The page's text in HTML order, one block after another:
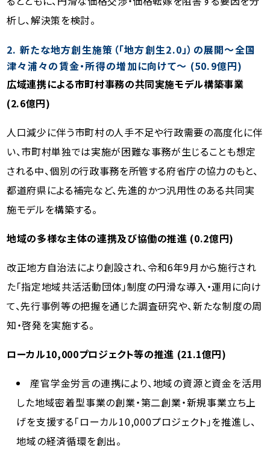
析し、解決策を検討。
2. 新たな地方創生施策（「地方創生2.0」）の展開〜全国
津々浦々の賃金・所得の増加に向けて〜 (50.9億円)
広域連携による市町村事務の共同実施モデル構築事業
(2.6億円)
人口減少に伴う市町村の人手不足や行政需要の高度化に伴
い、市町村単独では実施が困難な事務が生じることも想定
される中、個別の行政事務を所管する府省庁の協力のもと、
都道府県による補完など、先進的かつ汎用性のある共同実
施モデルを構築する。
地域の多様な主体の連携及び協働の推進 (0.2億円)
改正地方自治法により創設され、令和6年9月から施行され
た「指定地域共活活動団体」制度の円滑な導入・運用に向け
て、先行事例等の把握を通じた調査研究や、新たな制度の周
知・啓発を実施する。
ローカル10,000プロジェクト等の推進 (21.1億円)
産官学金労言の連携により、地域の資源と資金を活用
した地域密着型事業の創業・第二創業・新規事業立ち上
げを支援する「ローカル10,000プロジェクト」を推進し、
地域の経済循環を創出。